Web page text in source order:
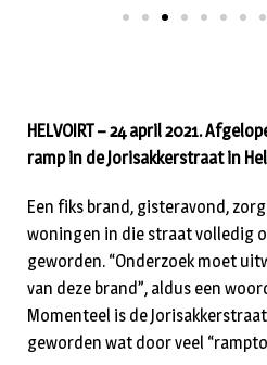
HELVOIRT – 24 april 2021.
ramp in de Jorisakkerstraat in
Een fiks brand, gisteravond,
woningen in die straat volledig
geworden. “Onderzoek moet
van deze brand”, aldus een
Momenteel is de
geworden wat door veel